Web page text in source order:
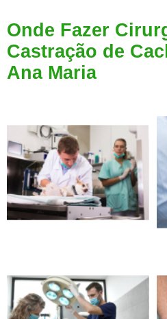
Onde Fazer
Castração de
Ana Maria